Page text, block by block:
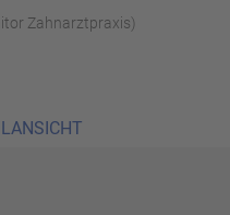
Zahnarztpraxis)